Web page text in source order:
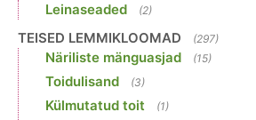
Leinaseaded (2)
TEISED LEMMIKLOOMAD (297)
Näriliste mänguasjad (15)
Toidulisand (3)
Külmutatud toit (1)